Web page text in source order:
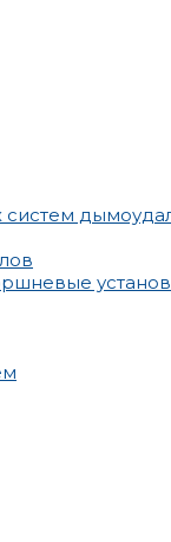
систем